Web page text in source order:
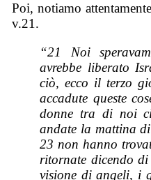
Poi, notiamo
v.21.
“21 Noi
avrebbe liberato
ciò, ecco il terzo
accadute queste
donne tra di noi
andate la mattina
23 non hanno
ritornate dicendo
visione di angeli, i